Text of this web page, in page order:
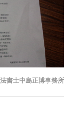
書士中島正博事務所